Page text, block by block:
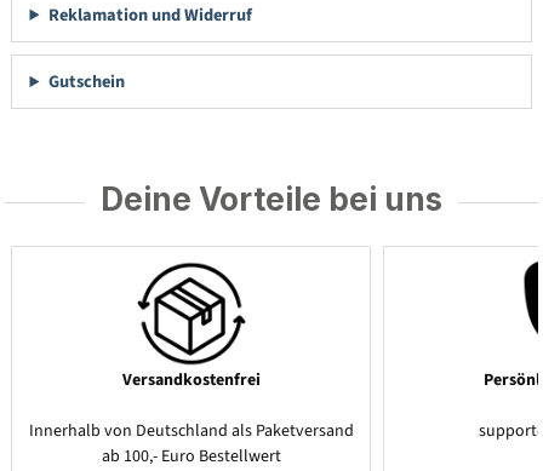
Reklamation und Widerruf
Gutschein
Deine Vorteile bei uns
Versandkostenfrei
Innerhalb von Deutschland als Paketversand
ab 100,- Euro Bestellwert